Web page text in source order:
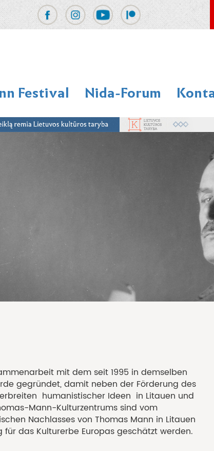
Festival Nida-Forum
mit dem seit 1995 in demselben
gegründet, damit neben der Förderung des
humanistischer Ideen in Litauen und
Mann-Kulturzentrums sind vom
Nachlasses von Thomas Mann in Litauen
das Kulturerbe Europas geschätzt werden.